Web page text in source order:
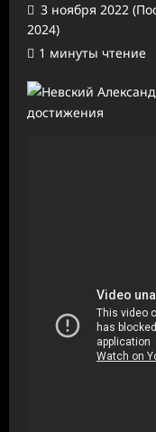
3 ноября 2022
2024)
1 минуты чтение